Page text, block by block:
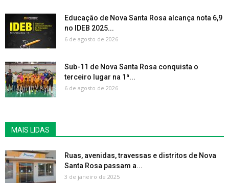
Educação de Nova Santa Rosa alcança nota 6,9
no IDEB 2025...
6 de agosto de 2026
Sub-11 de Nova Santa Rosa conquista o
terceiro lugar na 1ª...
6 de agosto de 2026
MAIS LIDAS
Ruas, avenidas, travessas e distritos de Nova
Santa Rosa passam a...
3 de janeiro de 2025